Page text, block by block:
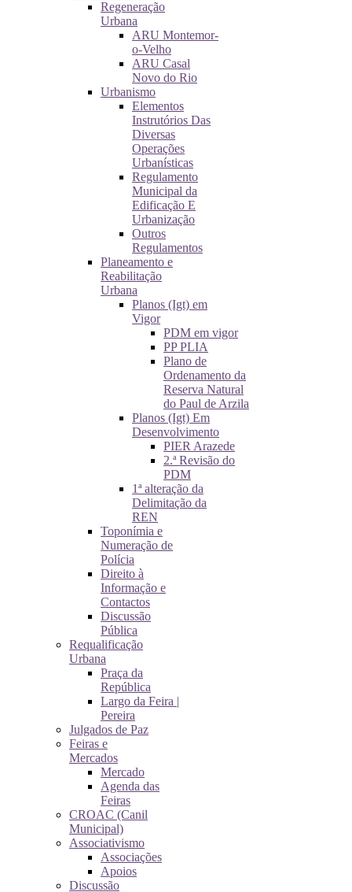
Regeneração
Urbana
ARU Montemor-
o-Velho
ARU Casal
Novo do Rio
Urbanismo
Elementos
Instrutórios Das
Diversas
Operações
Urbanísticas
Regulamento
Municipal da
Edificação E
Urbanização
Outros
Regulamentos
Planeamento e
Reabilitação
Urbana
Planos (Igt) em
Vigor
PDM em vigor
PP PLIA
Plano de
Ordenamento da
Reserva Natural
do Paul de Arzila
Planos (Igt) Em
Desenvolvimento
PIER Arazede
2.ª Revisão do
PDM
1ª alteração da
Delimitação da
REN
Toponímia e
Numeração de
Polícia
Direito à
Informação e
Contactos
Discussão
Pública
Requalificação
Urbana
Praça da
República
Largo da Feira |
Pereira
Julgados de Paz
Feiras e
Mercados
Mercado
Agenda das
Feiras
CROAC (Canil
Municipal)
Associativismo
Associações
Apoios
Discussão